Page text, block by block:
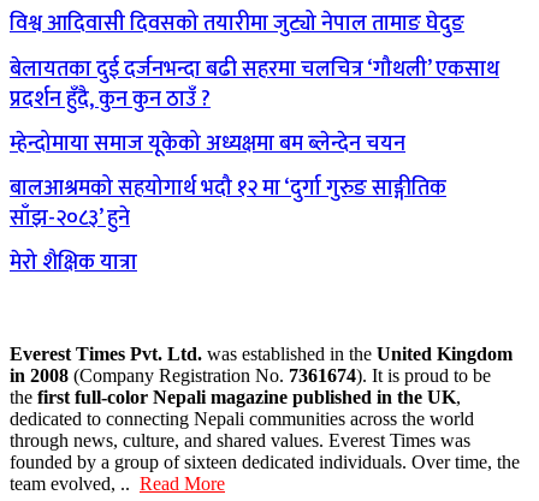
विश्व आदिवासी दिवसको तयारीमा जुट्यो नेपाल तामाङ घेदुङ
बेलायतका दुई दर्जनभन्दा बढी सहरमा चलचित्र ‘गौथली’ एकसाथ
प्रदर्शन हुँदै, कुन कुन ठाउँ ?
म्हेन्दोमाया समाज यूकेको अध्यक्षमा बम ब्लेन्देन चयन
बालआश्रमको सहयोगार्थ भदौ १२ मा ‘दुर्गा गुरुङ साङ्गीतिक
साँझ-२०८३’ हुने
मेरो शैक्षिक यात्रा
Everest Times Pvt. Ltd. was established in the United Kingdom
in 2008 (Company Registration No. 7361674). It is proud to be
the first full-color Nepali magazine published in the UK,
dedicated to connecting Nepali communities across the world
through news, culture, and shared values. Everest Times was
founded by a group of sixteen dedicated individuals. Over time, the
team evolved, .. Read More